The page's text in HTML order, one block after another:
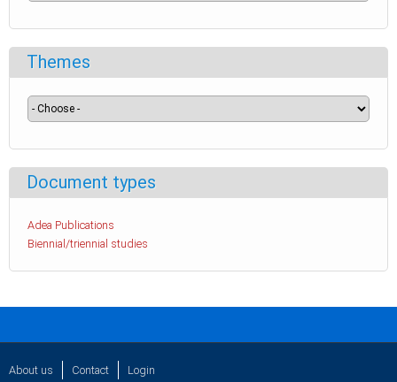
Themes
Document types
Adea Publications
Biennial/triennial studies
About us Contact Login